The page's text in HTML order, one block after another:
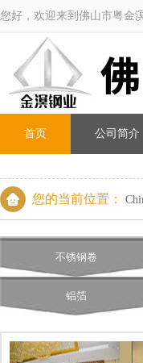
您好，欢迎来到佛山市粤金
首页 公司简介
您的当前位置：
不锈钢卷
铝箔